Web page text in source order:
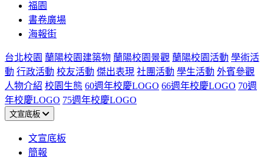
福園
書卷廣場
海報街
台北校園 蘭陽校園建築物 蘭陽校園景觀 蘭陽校園活動 學術活
動 行政活動 校友活動 傑出表現 社團活動 學生活動 外賓參觀
人物介紹 校園生態 60週年校慶LOGO 66週年校慶LOGO 70週
年校慶LOGO 75週年校慶LOGO
文宣底板
文宣底板
簡報